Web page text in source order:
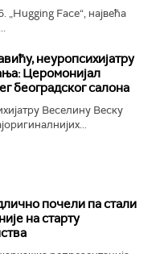
Face“, највећа
неуропсихијатру
Церомонијал
београдског салона
Веселину Веску
почели па стали
на старту